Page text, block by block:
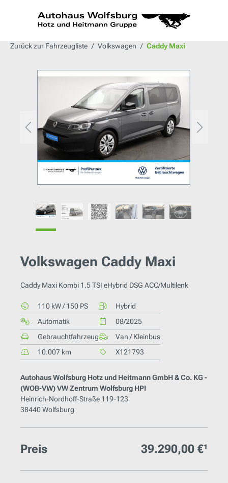
springen
Zurück zur Fahrzeugliste Volkswagen Caddy Maxi
Volkswagen Caddy Maxi
Caddy Maxi Kombi 1.5 TSI eHybrid DSG ACC/Multilenk
110 kW / 150 PS
Automatik
Gebrauchtfahrzeug
10.007 km
Hybrid
08/2025
Van / Kleinbus
X121793
Autohaus Wolfsburg Hotz und Heitmann GmbH & Co. KG -
(WOB-VW) VW Zentrum Wolfsburg HPI
Heinrich-Nordhoff-Straße 119-123
38440 Wolfsburg
Preis 39.290,00 €¹